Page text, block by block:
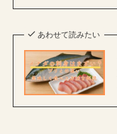
あわせて読みたい